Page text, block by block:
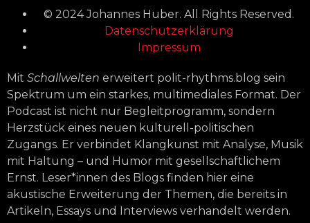
© 2024 Johannes Huber. All Rights Reserved.
Datenschutzerklärung
Impressum
Mit Schallwelten erweitert polit-rhythms.blog sein
Spektrum um ein starkes, multimediales Format. Der
Podcast ist nicht nur Begleitprogramm, sondern
Herzstück eines neuen kulturell-politischen
Zugangs. Er verbindet Klangkunst mit Analyse, Musik
mit Haltung – und Humor mit gesellschaftlichem
Ernst. Leser*innen des Blogs finden hier eine
akustische Erweiterung der Themen, die bereits in
Artikeln, Essays und Interviews verhandelt werden.